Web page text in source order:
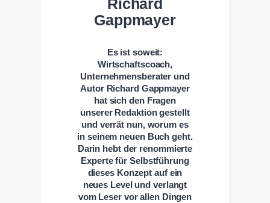
Richard
Gappmayer
Es ist soweit:
Wirtschaftscoach,
Unternehmensberater und
Autor Richard Gappmayer
hat sich den Fragen
unserer Redaktion gestellt
und verrät nun, worum es
in seinem neuen Buch geht.
Darin hebt der renommierte
Experte für Selbstführung
dieses Konzept auf ein
neues Level und verlangt
vom Leser vor allen Dingen